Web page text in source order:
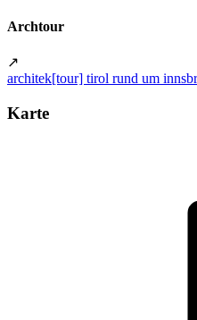
Archtour
↗
architek[tour] tirol rund um
Karte